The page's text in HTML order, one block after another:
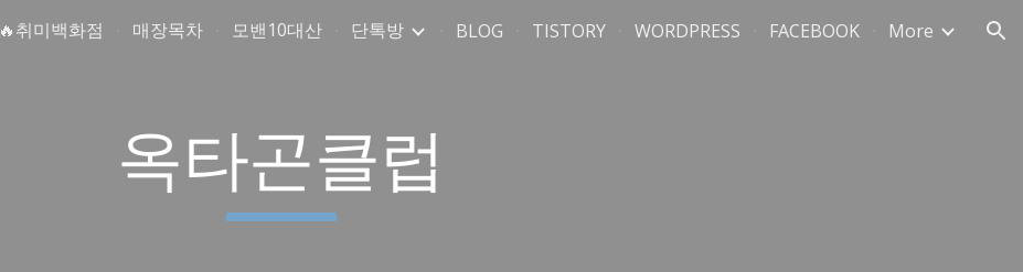
Skip to main content Skip to navigation
🔥취미백화점 매장목차 모밴10대산 단톡방 BLOG TISTORY WORDPRESS FACEBOOK More
옥타곤클럽